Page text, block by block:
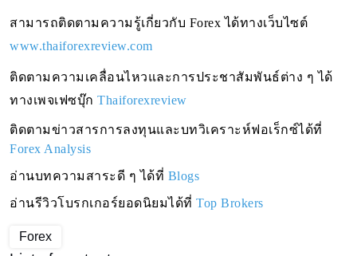
www.thaiforexreview.com
ติดตามความเคลื่อนไหวและการประชาสัมพันธ์ต่าง ๆ ได้
ทางเพจเฟซบุ๊ก Thaiforexreview
Forex Analysis
อ่านบทความสาระดี ๆ ได้ที่ Blogs
อ่านรีวิวโบรกเกอร์ยอดนิยมได้ที่ Top Brokers
Forex